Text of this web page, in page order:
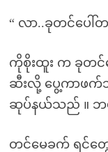
“ လာ..ခုတင်ပေ
ကိုစိုးထူး က ခုတင်
ဆီးလို့ ပွေ့ကာဖက်
ဆုပ်နယ်သည် ။ ဘ
တင်မေခက် ရင်တွေ